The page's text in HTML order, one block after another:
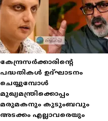
കേന്ദ്രസർക്കാരിന്റെ
പദ്ധതികൾ ഉദ്ഘാടനം
ചെയ്യുമ്പോൾ
മുഖ്യമന്ത്രിക്കൊപ്പം
മരുമകനും കുടുംബവും
അടക്കം എല്ലാവരെയും